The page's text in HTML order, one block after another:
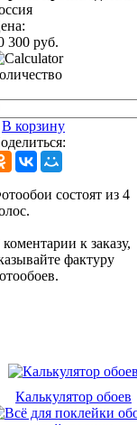
300 руб.
В корзину
состоят из 4
к заказу,
фактуру
Калькулятор обоев